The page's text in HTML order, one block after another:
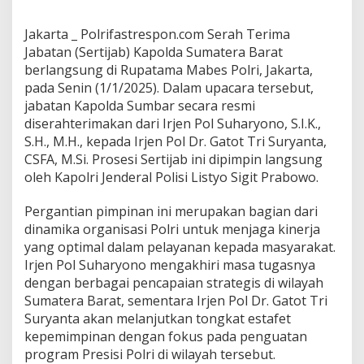
Jakarta _ Polrifastrespon.com Serah Terima
Jabatan (Sertijab) Kapolda Sumatera Barat
berlangsung di Rupatama Mabes Polri, Jakarta,
pada Senin (1/1/2025). Dalam upacara tersebut,
jabatan Kapolda Sumbar secara resmi
diserahterimakan dari Irjen Pol Suharyono, S.I.K.,
S.H., M.H., kepada Irjen Pol Dr. Gatot Tri Suryanta,
CSFA, M.Si. Prosesi Sertijab ini dipimpin langsung
oleh Kapolri Jenderal Polisi Listyo Sigit Prabowo.
Pergantian pimpinan ini merupakan bagian dari
dinamika organisasi Polri untuk menjaga kinerja
yang optimal dalam pelayanan kepada masyarakat.
Irjen Pol Suharyono mengakhiri masa tugasnya
dengan berbagai pencapaian strategis di wilayah
Sumatera Barat, sementara Irjen Pol Dr. Gatot Tri
Suryanta akan melanjutkan tongkat estafet
kepemimpinan dengan fokus pada penguatan
program Presisi Polri di wilayah tersebut.